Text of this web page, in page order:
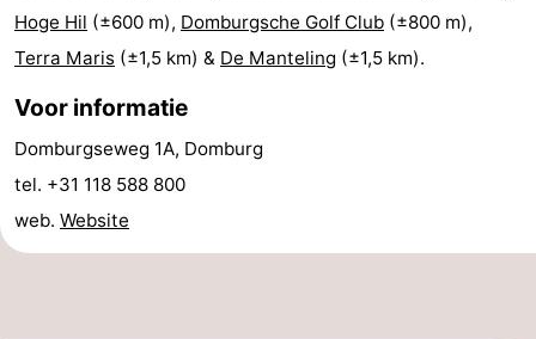
Parkeren
Reisboekenwinkel
adressen
Regio
Hoge Hil (±600 m), Domburgsche Golf Club (±800 m),
Terra Maris (±1,5 km) & De Manteling (±1,5 km).
Voor informatie
Domburgseweg 1A, Domburg
tel. +31 118 588 800
web. Website